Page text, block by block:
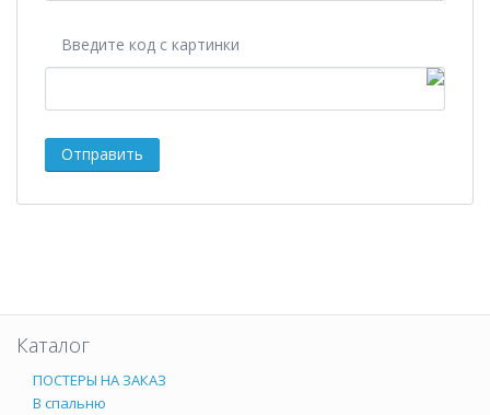
Введите код с картинки
Каталог
ПОСТЕРЫ НА ЗАКАЗ
В спальню